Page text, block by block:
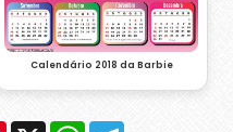
Calendário 2018 da Barbie